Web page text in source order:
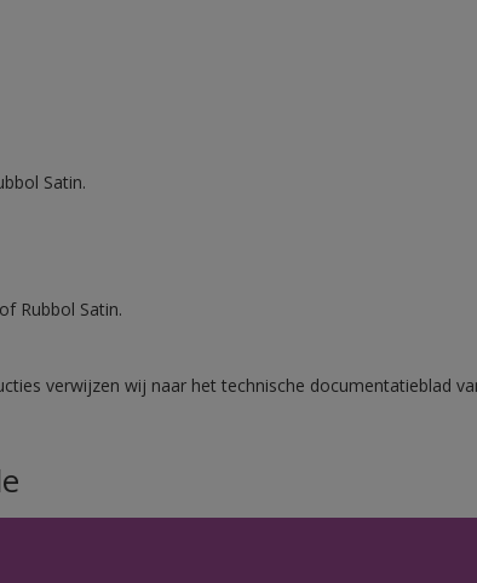
Satin.
Rubbol Satin.
verwijzen wij naar het technische documentatieblad